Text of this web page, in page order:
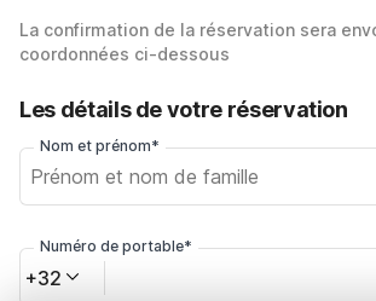
La confirmation de la réservation sera
coordonnées ci-dessous
Les détails de votre réservation
Nom et prénom*
Numéro de portable*
+32